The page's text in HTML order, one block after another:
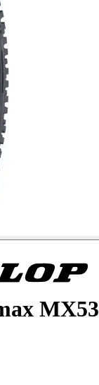
MX53